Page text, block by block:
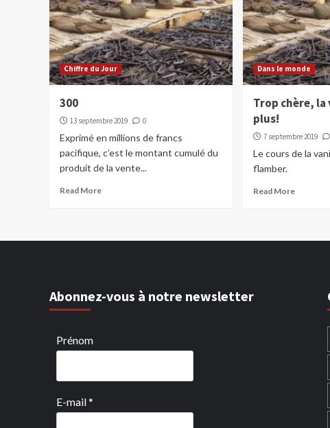
Chiffre du Jour
300
13 septembre 2019 0
Exprimé en millions de francs
pacifique, c’est le montant cumulé du
produit de la vente...
Read More
Dans le monde
Trop chère,
plus!
7 septembre 2019
Le cours de la
flamber.
Read More
Abonnez-vous à notre newsletter
Prénom
E-mail*